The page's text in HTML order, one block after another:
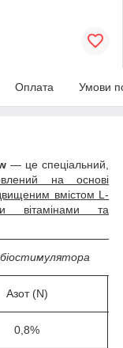
Оплата Умови
— це спеціальний,
на основі
вмістом L-
вітамінами та
Азот (N)
0,8%